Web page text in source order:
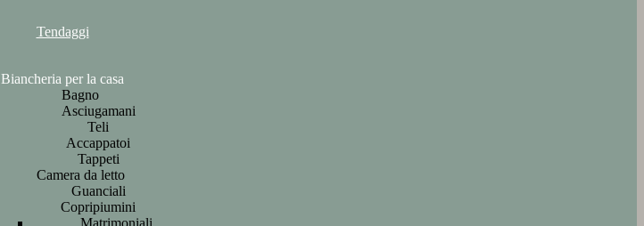
Tendaggi
Biancheria per la casa
Bagno
Asciugamani
Teli
Accappatoi
Tappeti
Camera da letto
Guanciali
Copripiumini
Matrimoniali